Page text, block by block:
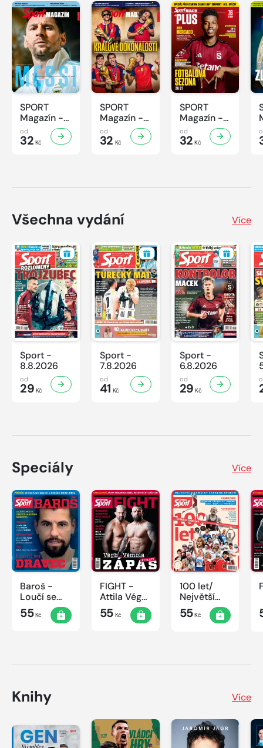
SPORT
Magazín -
32/2026
od
32 Kč
SPORT
Magazín -
31/2026
od
32 Kč
SPORT
Magazín -
30/2026
od
32 Kč
Všechna vydání Více
Sport -
8.8.2026
od
29 Kč
Sport -
7.8.2026
od
41 Kč
Sport -
6.8.2026
od
29 Kč
Speciály Více
Baroš -
Loučí se
dravec
55Kč
FIGHT -
Attila Végh
vs. Karlos
Vémola
55Kč
100 let/
Největší
okamžiky
českého
55Kč
Knihy Více